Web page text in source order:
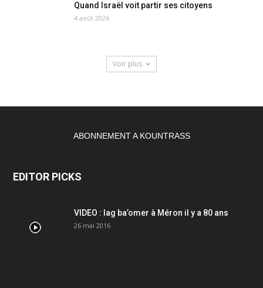
Quand Israël voit partir ses citoyens
4 août 2026
Voir plus
ABONNEMENT A KOUNTRASS
EDITOR PICKS
VIDEO : lag ba’omer à Méron il y a 80 ans
26 mai 2016